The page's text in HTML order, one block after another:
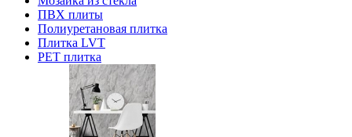
ПВХ плиты
Полиуретановая плитка
Плитка LVT
РЕТ плитка